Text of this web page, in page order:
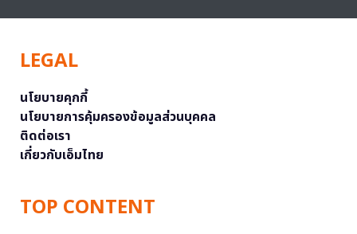
LEGAL
นโยบายคุกกี้
นโยบายการคุ้มครองข้อมูลส่วนบุคคล
ติดต่อเรา
เกี่ยวกับเอ็มไทย
TOP CONTENT